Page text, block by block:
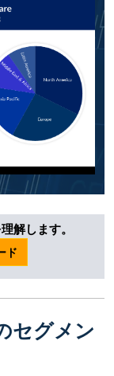
解します。
ド
セグメン